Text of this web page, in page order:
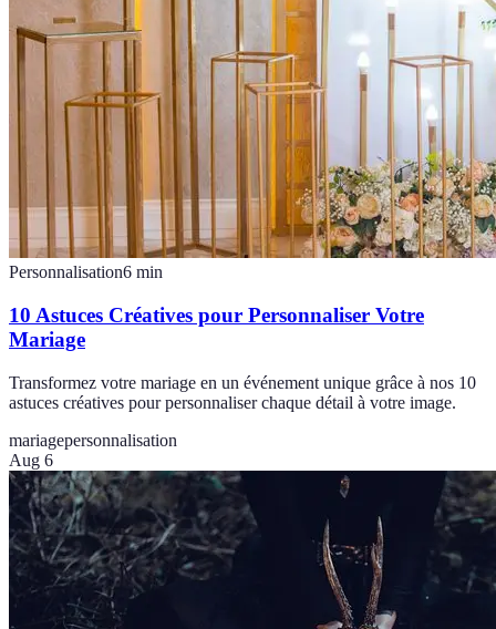
Personnalisation6 min
10 Astuces Créatives pour Personnaliser Votre
Mariage
Transformez votre mariage en un événement unique grâce à nos 10
astuces créatives pour personnaliser chaque détail à votre image.
mariagepersonnalisation
Aug 6